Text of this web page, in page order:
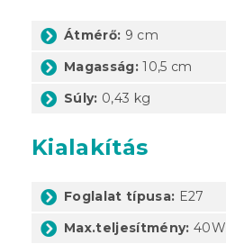
Átmérő: 9 cm
Magasság:10,5 cm
Súly: 0,43 kg
Kialakítás
Foglalat típusa: E27
Max.teljesítmény: 40W